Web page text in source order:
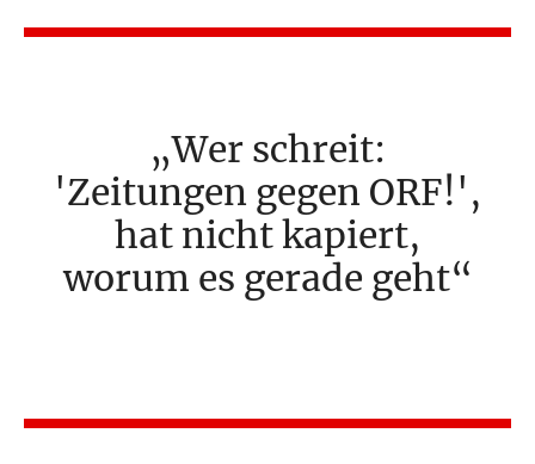
Wer schreit:
'Zeitungen gegen ORF!',
hat nicht kapiert,
worum es gerade geht